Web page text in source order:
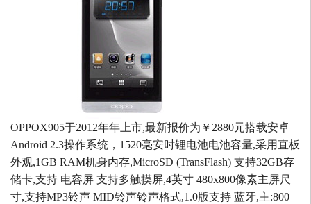
OPPOX905于2012年年上市,最新报价为￥2880元搭载安卓
Android 2.3操作系统，1520毫安时锂电池电池容量,采用直板
外观,1GB RAM机身内存,MicroSD (TransFlash) 支持32GB存
储卡,支持 电容屏 支持多触摸屏,4英寸 480x800像素主屏尺
寸,支持MP3铃声 MID铃声铃声格式,1.0版支持 蓝牙,主:800